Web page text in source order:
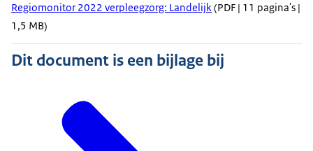
Regiomonitor 2022 verpleegzorg: Landelijk(PDF | 11 pagina's |
1,5 MB)
Dit document is een bijlage bij